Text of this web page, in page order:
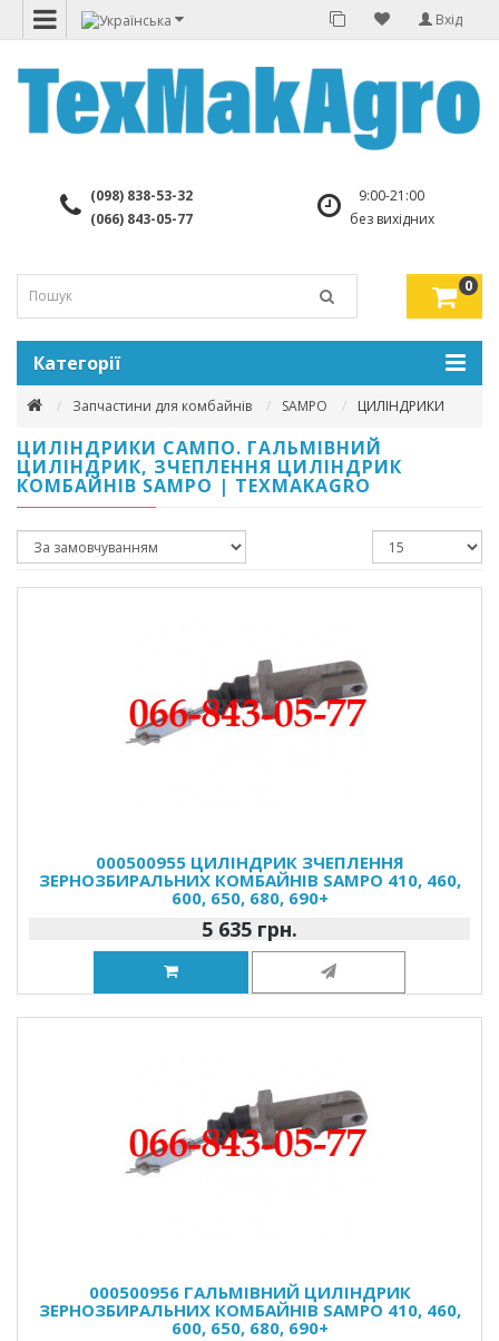
Вхід
(098) 838-53-32
(066) 843-05-77
9:00-21:00
без вихідних
0
Категорії
Запчастини для комбайнів SAMPO ЦИЛІНДРИКИ
ЦИЛІНДРИКИ САМПО. ГАЛЬМІВНИЙ
ЦИЛІНДРИК, ЗЧЕПЛЕННЯ ЦИЛІНДРИК
КОМБАЙНІВ SAMPO | TEXMAKAGRO
000500955 ЦИЛІНДРИК ЗЧЕПЛЕННЯ
ЗЕРНОЗБИРАЛЬНИХ КОМБАЙНІВ SAMPO 410, 460,
600, 650, 680, 690+
5 635 грн.
000500956 ГАЛЬМІВНИЙ ЦИЛІНДРИК
ЗЕРНОЗБИРАЛЬНИХ КОМБАЙНІВ SAMPO 410, 460,
600, 650, 680, 690+